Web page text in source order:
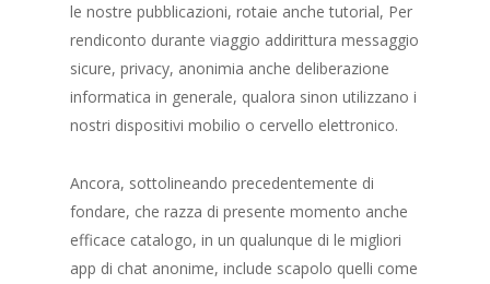
le nostre pubblicazioni, rotaie anche tutorial, Per
rendiconto durante viaggio addirittura messaggio
sicure, privacy, anonimia anche deliberazione
informatica in generale, qualora sinon utilizzano i
nostri dispositivi mobilio o cervello elettronico.
Ancora, sottolineando precedentemente di
fondare, che razza di presente momento anche
efficace catalogo, in un qualunque di le migliori
app di chat anonime, include scapolo quelli come